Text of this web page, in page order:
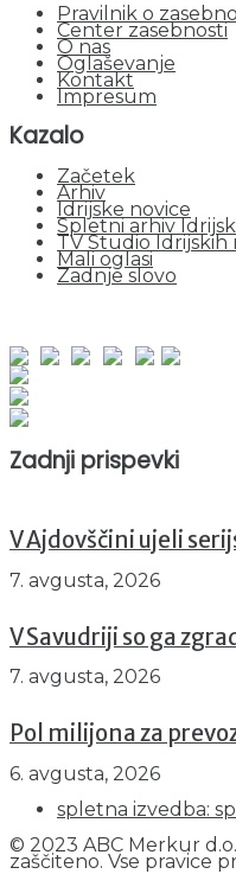
Pravilnik o
Center zasebnosti
O nas
Oglaševanje
Kontakt
Impresum
Kazalo
Začetek
Arhiv
Idrijske novice
Spletni arhiv
TV Studio Idrijskih
Mali oglasi
Zadnje slovo
Zadnji prispevki
V Ajdovščini ujeli
7. avgusta, 2026
V Savudriji so ga
7. avgusta, 2026
Pol milijona za
6. avgusta, 2026
spletna izvedba:
© 2023 ABC Merkur
zaščiteno. Vse pravice